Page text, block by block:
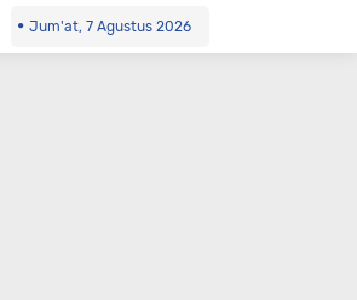
Jum'at, 7 Agustus 2026